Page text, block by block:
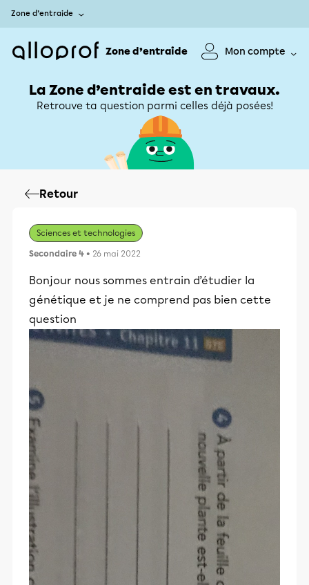
Zone d’entraide
Zone d’entraide Mon compte
La Zone d’entraide est en travaux.
Retrouve ta question parmi celles déjà posées!
Retour
Sciences et technologies
Secondaire 4 • 26 mai 2022
Bonjour nous sommes entrain d’étudier la
génétique et je ne comprend pas bien cette
question